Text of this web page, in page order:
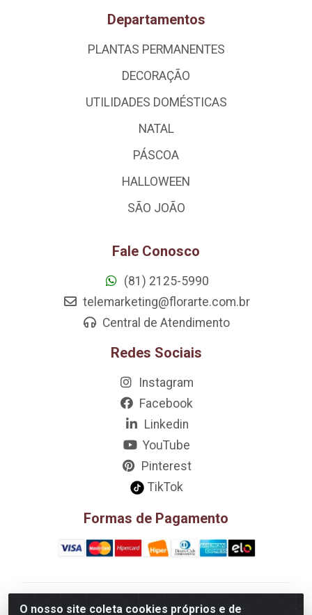
O nosso site coleta cookies próprios e de
Departamentos
PLANTAS PERMANENTES
DECORAÇÃO
UTILIDADES DOMÉSTICAS
NATAL
PÁSCOA
HALLOWEEN
SÃO JOÃO
Fale Conosco
(81) 2125-5990
telemarketing@florarte.com.br
Central de Atendimento
Redes Sociais
Instagram
Facebook
Linkedin
YouTube
Pinterest
TikTok
Formas de Pagamento
D&A Decoração e Ambientação LTDA - Rua Riachão,